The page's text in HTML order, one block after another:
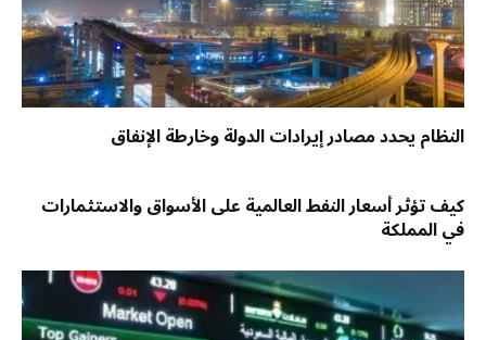
النظام يحدد مصادر إيرادات الدولة وخارطة الإنفاق
كيف تؤثر أسعار النفط العالمية على الأسواق والاستثمارات
في المملكة